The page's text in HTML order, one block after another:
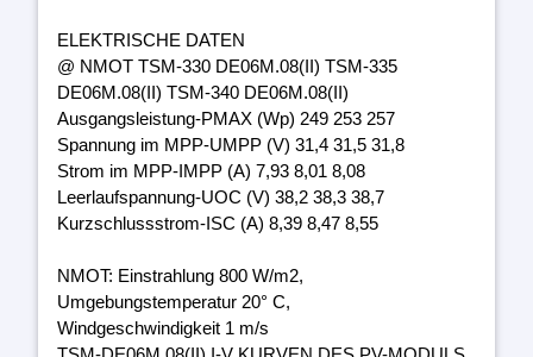
ELEKTRISCHE DATEN
@ NMOT TSM-330 DE06M.08(II) TSM-335
DE06M.08(II) TSM-340 DE06M.08(II)
Ausgangsleistung-PMAX (Wp) 249 253 257
Spannung im MPP-UMPP (V) 31,4 31,5 31,8
Strom im MPP-IMPP (A) 7,93 8,01 8,08
Leerlaufspannung-UOC (V) 38,2 38,3 38,7
Kurzschlussstrom-ISC (A) 8,39 8,47 8,55
NMOT: Einstrahlung 800 W/m2,
Umgebungstemperatur 20° C,
Windgeschwindigkeit 1 m/s